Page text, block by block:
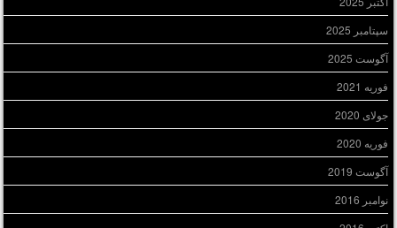
سپتامبر 2025
آگوست 2025
فوریه 2021
جولای 2020
فوریه 2020
آگوست 2019
نوامبر 2016